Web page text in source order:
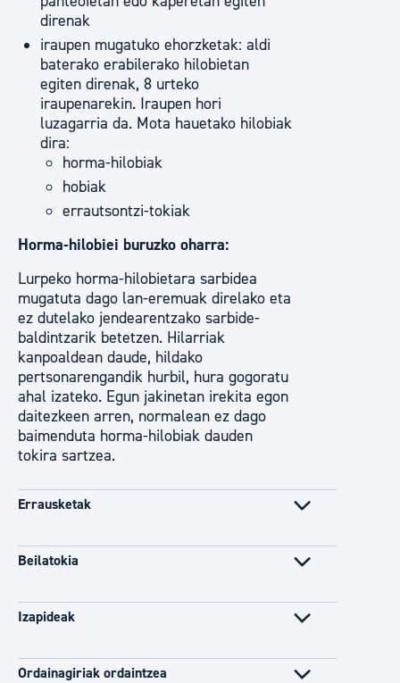
direnak
iraupen mugatuko ehorzketak: aldi
baterako erabilerako hilobietan
egiten direnak, 8 urteko
iraupenarekin. Iraupen hori
luzagarria da. Mota hauetako hilobiak
dira:
horma-hilobiak
hobiak
errautsontzi-tokiak
Horma-hilobiei buruzko oharra:
Lurpeko horma-hilobietara sarbidea
mugatuta dago lan-eremuak direlako eta
ez dutelako jendearentzako sarbide-
baldintzarik betetzen. Hilarriak
kanpoaldean daude, hildako
pertsonarengandik hurbil, hura gogoratu
ahal izateko. Egun jakinetan irekita egon
daitezkeen arren, normalean ez dago
baimenduta horma-hilobiak dauden
tokira sartzea.
Errausketak
Beilatokia
Izapideak
Ordainagiriak ordaintzea